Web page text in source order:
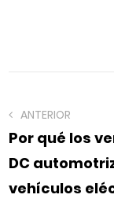
ANTERIOR
Por qué los
DC
vehículos